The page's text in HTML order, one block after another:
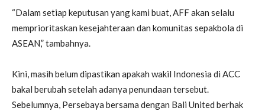
“Dalam setiap keputusan yang kami buat, AFF akan selalu
memprioritaskan kesejahteraan dan komunitas sepakbola di
ASEAN,” tambahnya.
Kini, masih belum dipastikan apakah wakil Indonesia di ACC
bakal berubah setelah adanya penundaan tersebut.
Sebelumnya, Persebaya bersama dengan Bali United berhak